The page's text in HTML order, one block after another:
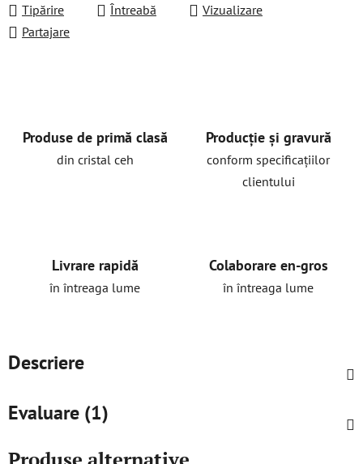
Tipărire Întreabă
Vizualizare
Partajare
Produse de primă clasă
din cristal ceh
Producție și gravură
conform specificațiilor
clientului
Livrare rapidă
în întreaga lume
Colaborare en-gros
în întreaga lume
Descriere
Evaluare (1)